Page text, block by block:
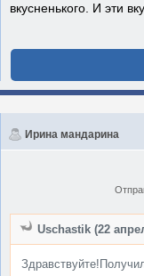
вкусненького. И эти
Ирина мандарина
Uschastik (22